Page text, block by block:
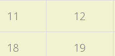
11 12
18 19